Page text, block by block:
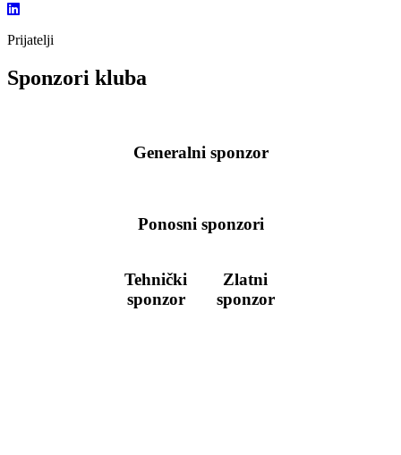
Prijatelji
Sponzori kluba
Generalni sponzor
Ponosni sponzori
Tehnički
sponzor
Zlatni
sponzor